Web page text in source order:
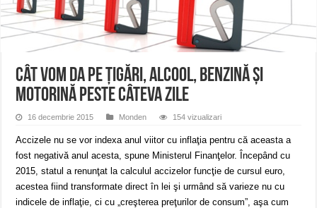
ANUNŢ OPRIRE APĂ în CARANSEBEȘ avarie
ANUNȚ OPRIRE APĂ în Reșița, cartier Țerova – avarie – 04.08.2026
Cât vom da pe țigări, alcool, benzină și
motorină peste câteva zile
16 decembrie 2015 Monden 154 vizualizari
Accizele nu se vor indexa anul viitor cu inflaţia pentru că aceasta a
fost negativă anul acesta, spune Ministerul Finanţelor. Începând cu
2015, statul a renunţat la calculul accizelor funcţie de cursul euro,
acestea fiind transformate direct în lei şi urmând să varieze nu cu
indicele de inflaţie, ci cu „creşterea preţurilor de consum”, aşa cum